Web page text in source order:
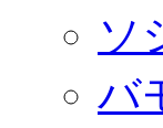
ソ
バ